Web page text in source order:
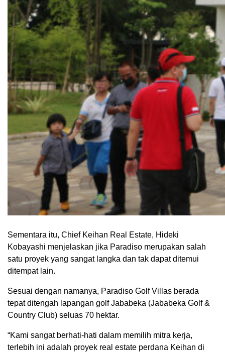
Sementara itu, Chief Keihan Real Estate, Hideki
Kobayashi menjelaskan jika Paradiso merupakan salah
satu proyek yang sangat langka dan tak dapat ditemui
ditempat lain.
Sesuai dengan namanya, Paradiso Golf Villas berada
tepat ditengah lapangan golf Jababeka (Jababeka Golf &
Country Club) seluas 70 hektar.
“Kami sangat berhati-hati dalam memilih mitra kerja,
terlebih ini adalah proyek real estate perdana Keihan di